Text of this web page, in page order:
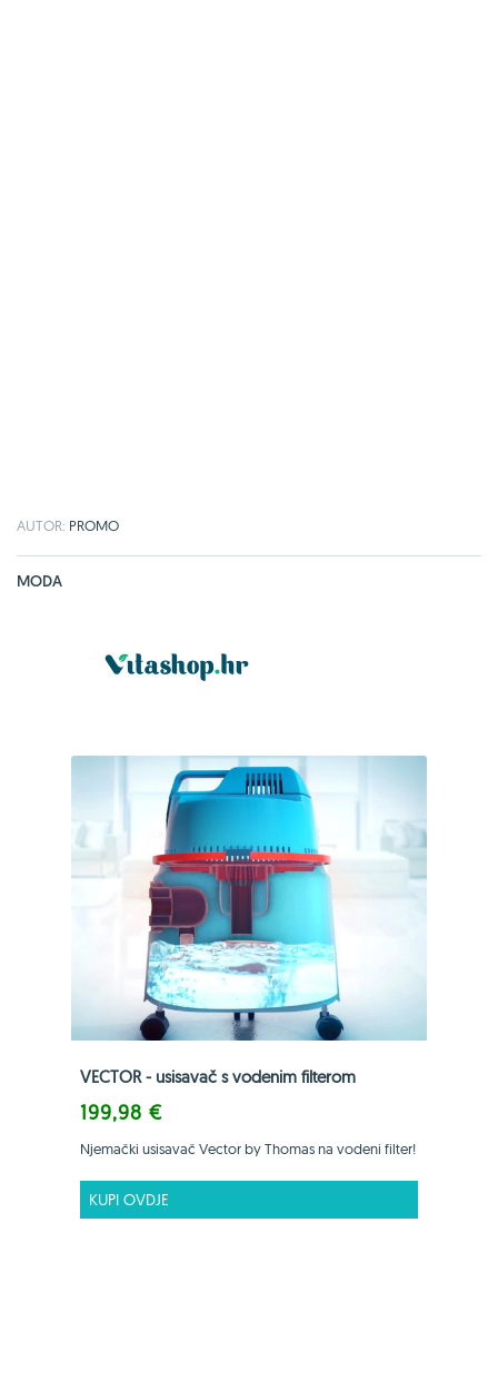
AUTOR: PROMO
MODA
VECTOR - usisavač s vodenim filterom
199,98 €
Njemački usisavač Vector by Thomas na vodeni filter!
KUPI OVDJE